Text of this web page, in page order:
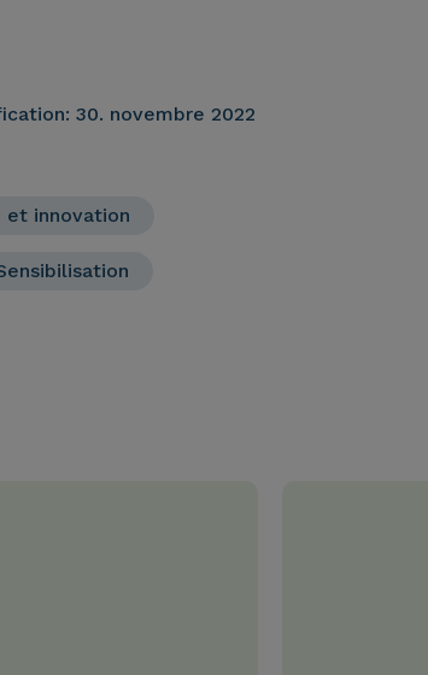
30. novembre 2022
et innovation